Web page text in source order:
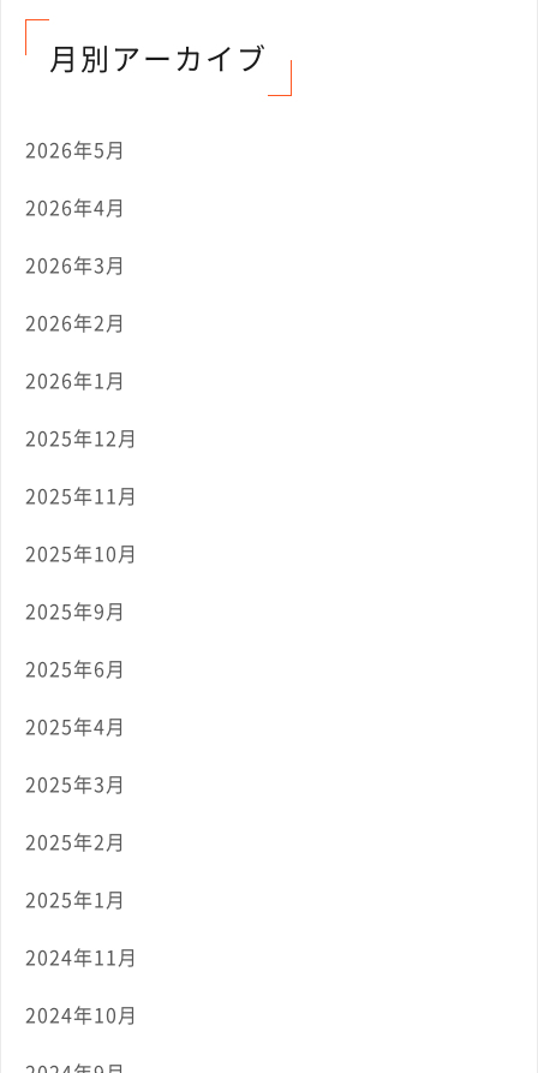
月別アーカイブ
2026年5月
2026年4月
2026年3月
2026年2月
2026年1月
2025年12月
2025年11月
2025年10月
2025年9月
2025年6月
2025年4月
2025年3月
2025年2月
2025年1月
2024年11月
2024年10月